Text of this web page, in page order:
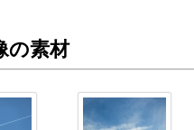
の素材